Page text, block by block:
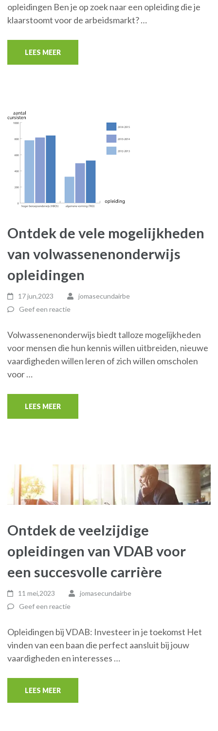
opleidingen Ben je op zoek naar een opleiding die je
klaarstoomt voor de arbeidsmarkt? …
LEES MEER
Ontdek de vele mogelijkheden
van volwassenenonderwijs
opleidingen
17 jun,2023
jomasecundairbe
Geef een reactie
Volwassenenonderwijs biedt talloze mogelijkheden
voor mensen die hun kennis willen uitbreiden, nieuwe
vaardigheden willen leren of zich willen omscholen
voor …
LEES MEER
Ontdek de veelzijdige
opleidingen van VDAB voor
een succesvolle carrière
11 mei,2023
jomasecundairbe
Geef een reactie
Opleidingen bij VDAB: Investeer in je toekomst Het
vinden van een baan die perfect aansluit bij jouw
vaardigheden en interesses …
LEES MEER